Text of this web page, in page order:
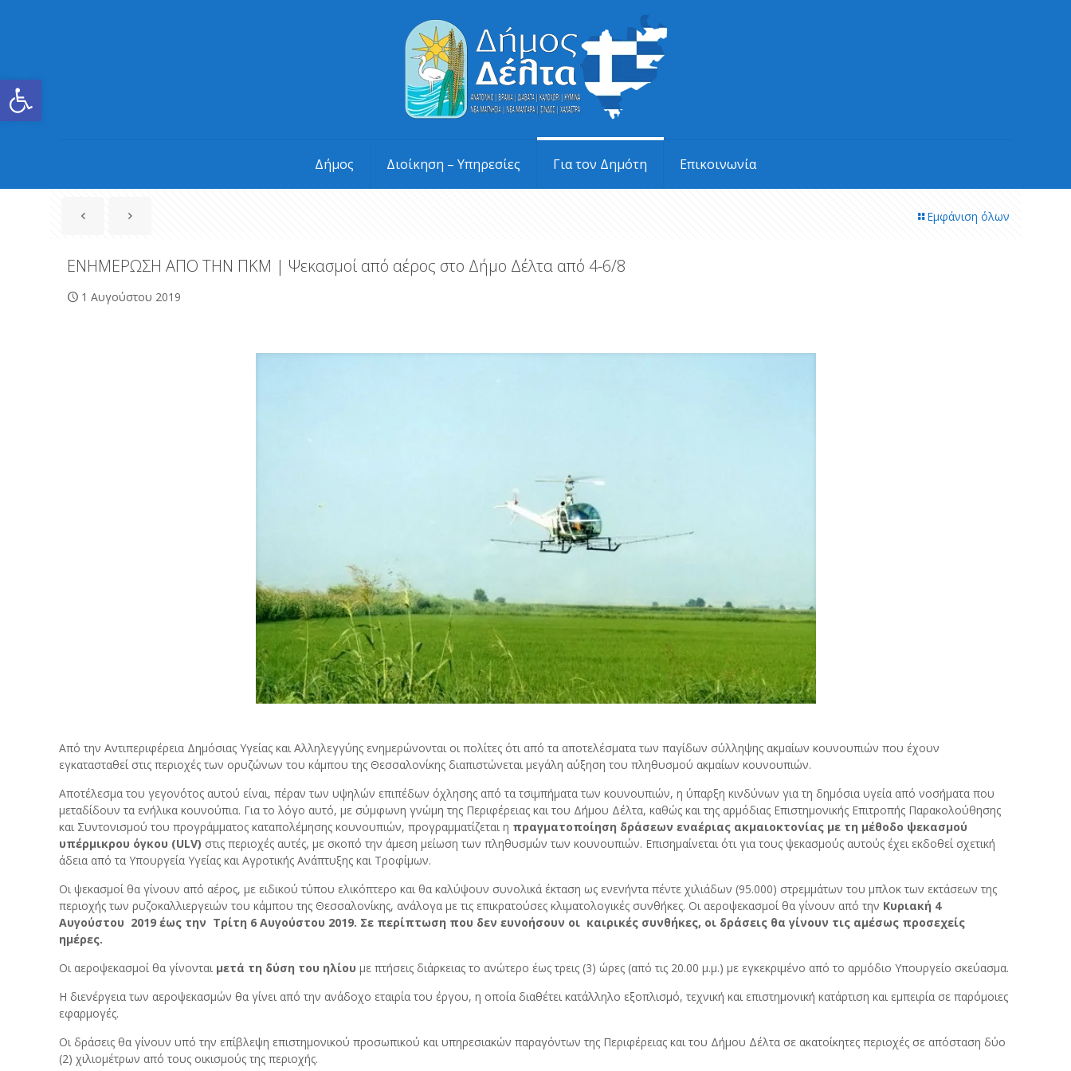
Ανοίξτε τη γραμμή εργαλείων
Δήμος Διοίκηση – Υπηρεσίες Για τον Δημότη Επικοινωνία
Εμφάνιση όλων
ΕΝΗΜΕΡΩΣΗ ΑΠΟ ΤΗΝ ΠΚΜ | Ψεκασμοί από αέρος στο Δήμο Δέλτα από 4-6/8
1 Αυγούστου 2019
Από την Αντιπεριφέρεια Δημόσιας Υγείας και Αλληλεγγύης ενημερώνονται οι πολίτες ότι από τα αποτελέσματα των παγίδων σύλληψης ακμαίων κουνουπιών που έχουν
εγκατασταθεί στις περιοχές των ορυζώνων του κάμπου της Θεσσαλονίκης διαπιστώνεται μεγάλη αύξηση του πληθυσμού ακμαίων κουνουπιών.
Αποτέλεσμα του γεγονότος αυτού είναι, πέραν των υψηλών επιπέδων όχλησης από τα τσιμπήματα των κουνουπιών, η ύπαρξη κινδύνων για τη δημόσια υγεία από νοσήματα που
μεταδίδουν τα ενήλικα κουνούπια. Για το λόγο αυτό, με σύμφωνη γνώμη της Περιφέρειας και του Δήμου Δέλτα, καθώς και της αρμόδιας Επιστημονικής Επιτροπής Παρακολούθησης
και Συντονισμού του προγράμματος καταπολέμησης κουνουπιών, προγραμματίζεται η πραγματοποίηση δράσεων εναέριας ακμαιοκτονίας με τη μέθοδο ψεκασμού
υπέρμικρου όγκου (ULV) στις περιοχές αυτές, με σκοπό την άμεση μείωση των πληθυσμών των κουνουπιών. Επισημαίνεται ότι για τους ψεκασμούς αυτούς έχει εκδοθεί σχετική
άδεια από τα Υπουργεία Υγείας και Αγροτικής Ανάπτυξης και Τροφίμων.
Οι ψεκασμοί θα γίνουν από αέρος, με ειδικού τύπου ελικόπτερο και θα καλύψουν συνολικά έκταση ως ενενήντα πέντε χιλιάδων (95.000) στρεμμάτων του μπλοκ των εκτάσεων της
περιοχής των ρυζοκαλλιεργειών του κάμπου της Θεσσαλονίκης, ανάλογα με τις επικρατούσες κλιματολογικές συνθήκες. Οι αεροψεκασμοί θα γίνουν από την Κυριακή 4
Αυγούστου 2019 έως την Τρίτη 6 Αυγούστου 2019. Σε περίπτωση που δεν ευνοήσουν οι καιρικές συνθήκες, οι δράσεις θα γίνουν τις αμέσως προσεχείς
ημέρες.
Οι αεροψεκασμοί θα γίνονται μετά τη δύση του ηλίουμε πτήσεις διάρκειας το ανώτερο έως τρεις (3) ώρες (από τις 20.00 μ.μ.) με εγκεκριμένο από το αρμόδιο Υπουργείο σκεύασμα.
Η διενέργεια των αεροψεκασμών θα γίνει από την ανάδοχο εταιρία του έργου, η οποία διαθέτει κατάλληλο εξοπλισμό, τεχνική και επιστημονική κατάρτιση και εμπειρία σε παρόμοιες
εφαρμογές.
Οι δράσεις θα γίνουν υπό την επίβλεψη επιστημονικού προσωπικού και υπηρεσιακών παραγόντων της Περιφέρειας και του Δήμου Δέλτα σε ακατοίκητες περιοχές σε απόσταση δύο
(2) χιλιομέτρων από τους οικισμούς της περιοχής.